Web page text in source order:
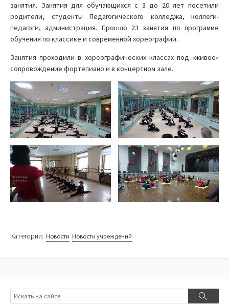
занятия. Занятия для обучающихся с 3 до 20 лет посетили
родители, студенты Педагогического колледжа, коллеги-
педагоги, администрация. Прошло 23 занятия по программе
обучения по классике и современной хореографии.
Занятия проходили в хореографических классах под «живое»
сопровождение фортепиано и в концертном зале.
Категории: Новости Новости учреждений
Поиск
Поиск